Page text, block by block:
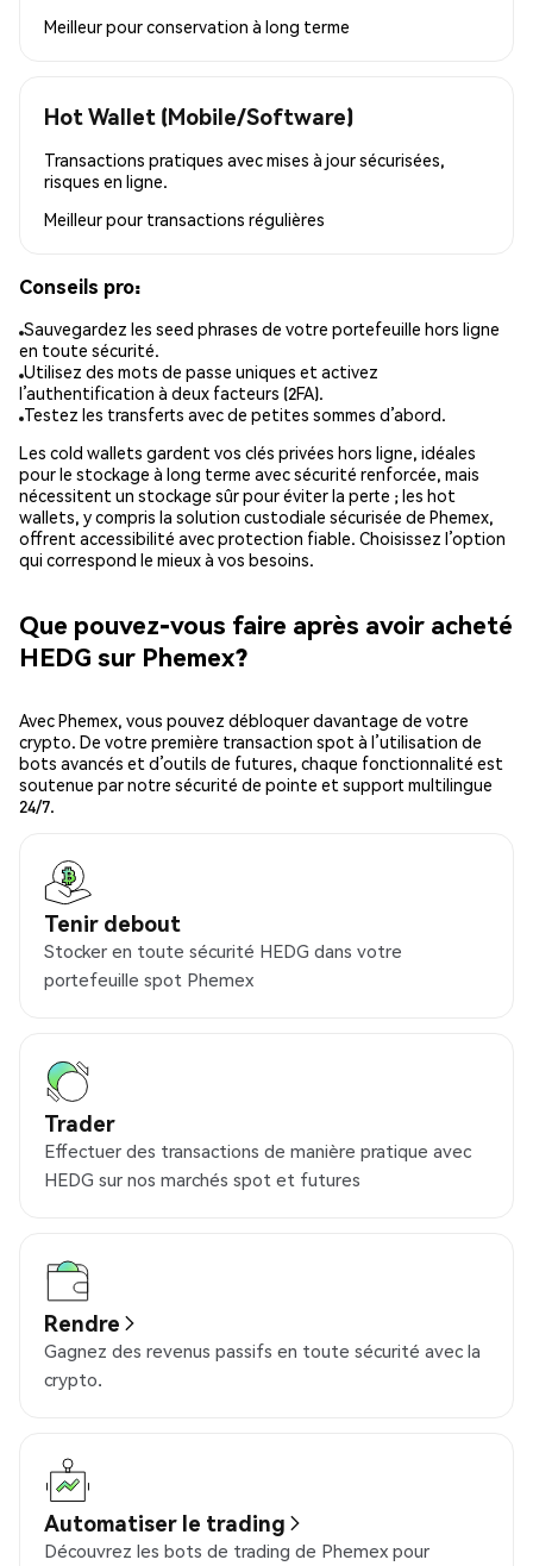
Meilleur pourconservation à long terme
Hot Wallet (Mobile/Software)
Transactions pratiques avec mises à jour sécurisées,
risques en ligne.
Meilleur pour transactions régulières
Conseils pro:
Sauvegardez les seed phrases de votre portefeuille hors ligne
en toute sécurité.
Utilisez des mots de passe uniques et activez
l’authentification à deux facteurs (2FA).
Testez les transferts avec de petites sommes d’abord.
Les cold wallets gardent vos clés privées hors ligne, idéales
pour le stockage à long terme avec sécurité renforcée, mais
nécessitent un stockage sûr pour éviter la perte ; les hot
wallets, y compris la solution custodiale sécurisée de Phemex,
offrent accessibilité avec protection fiable. Choisissez l’option
qui correspond le mieux à vos besoins.
Que pouvez-vous faire après avoir acheté
HEDG sur Phemex?
Avec Phemex, vous pouvez débloquer davantage de votre
crypto. De votre première transaction spot à l’utilisation de
bots avancés et d’outils de futures, chaque fonctionnalité est
soutenue par notre sécurité de pointe et support multilingue
24/7.
Tenir debout
Stocker en toute sécurité HEDG dans votre
portefeuille spot Phemex
Trader
Effectuer des transactions de manière pratique avec
HEDG sur nos marchés spot et futures
Rendre
Gagnez des revenus passifs en toute sécurité avec la
crypto.
Automatiser le trading
Découvrez les bots de trading de Phemex pour